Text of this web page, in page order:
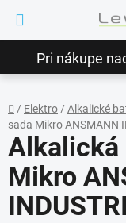
obsah
Pri nákupe
Domov
/ Elektro/ Alkalické
sada Mikro ANSMANN
Alkalická
Mikro